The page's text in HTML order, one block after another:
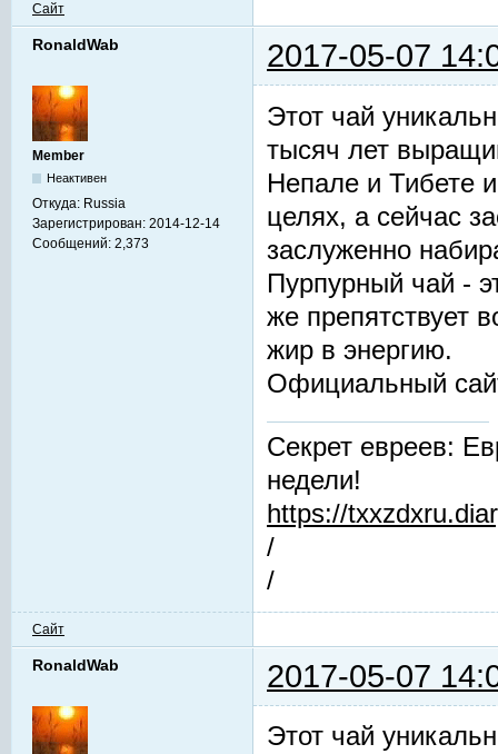
Сайт
RonaldWab 2017-05-07
Member
Неактивен
Откуда: Russia
Зарегистрирован: 2014-12-14
Сообщений: 2,373
Этот чай
тысяч лет
Непале и Тибете
целях, а сейчас
заслуженно
Пурпурный чай -
же препятствует
жир в энергию.
Официальный
Секрет евреев:
недели!
https://
/
/
Сайт
RonaldWab 2017-05-07
Этот чай